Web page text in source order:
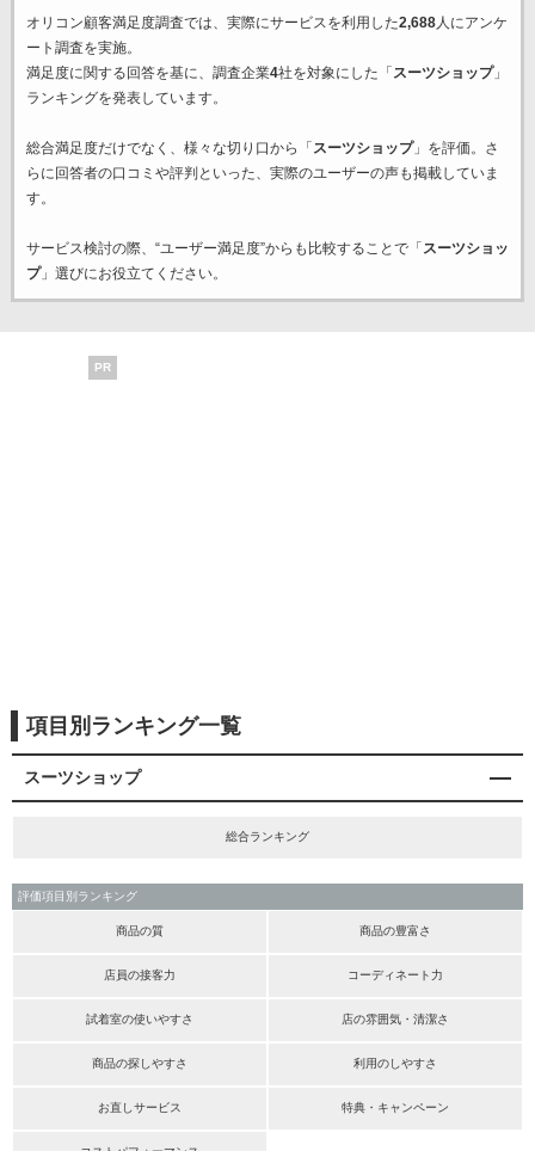
オリコン顧客満足度調査では、実際にサービスを利用した2,688人にアンケ
ート調査を実施。
満足度に関する回答を基に、調査企業4社を対象にした「 スーツショップ」
ランキングを発表しています。
総合満足度だけでなく、様々な切り口から「 スーツショップ」を評価。さ
らに回答者の口コミや評判といった、実際のユーザーの声も掲載していま
す。
サービス検討の際、“ユーザー満足度”からも比較することで「 スーツショッ
プ」選びにお役立てください。
PR
項目別ランキング一覧
スーツショップ
総合ランキング
評価項目別ランキング
商品の質 商品の豊富さ
店員の接客力 コーディネート力
試着室の使いやすさ 店の雰囲気・清潔さ
商品の探しやすさ 利用のしやすさ
お直しサービス 特典・キャンペーン